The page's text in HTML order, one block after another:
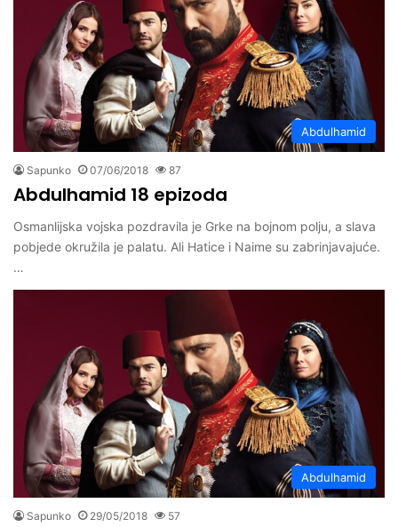
Abdulhamid
Sapunko 07/06/2018 87
Abdulhamid 18 epizoda
Osmanlijska vojska pozdravila je Grke na bojnom polju, a slava
pobjede okružila je palatu. Ali Hatice i Naime su zabrinjavajuće.
…
Abdulhamid
Sapunko 29/05/2018 57